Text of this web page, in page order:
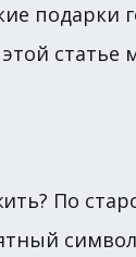
подарки
статье
По